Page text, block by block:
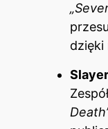
dzięki